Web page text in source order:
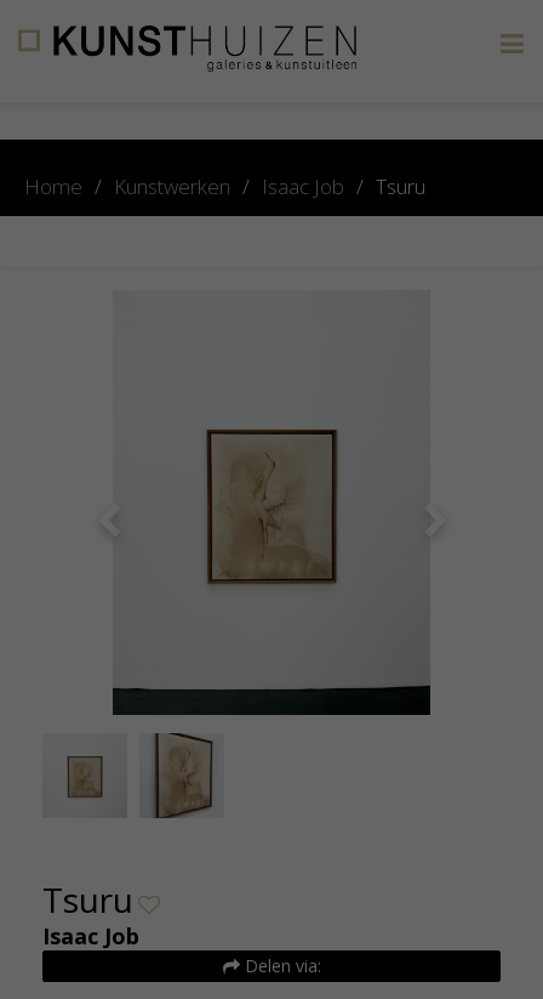
Home / Kunstwerken / Isaac Job / Tsuru
Tsuru
Isaac Job
Delen via: